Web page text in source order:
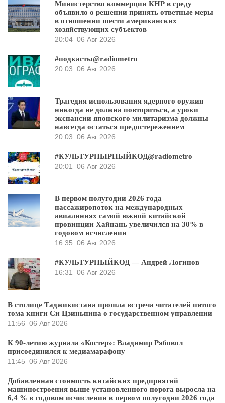
Министерство коммерции КНР в среду
объявило о решении принять ответные меры
в отношении шести американских
хозяйствующих субъектов
20:04 06 Авг 2026
#подкасты@radiometro
20:03 06 Авг 2026
Трагедия использования ядерного оружия
никогда не должна повториться, а уроки
экспансии японского милитаризма должны
навсегда остаться предостережением
20:03 06 Авг 2026
#КУЛЬТУРНЫРНЫЙКОД@radiometro
20:01
06 Авг 2026
В первом полугодии 2026 года
пассажиропоток на международных
авиалиниях самой южной китайской
провинции Хайнань увеличился на 30% в
годовом исчислении
16:35 06 Авг 2026
#КУЛЬТУРНЫЙКОД — Андрей Логинов
16:31
06 Авг 2026
В столице Таджикистана прошла встреча читателей пятого
тома книги Си Цзиньпина о государственном управлении
11:56 06 Авг 2026
К 90-летию журнала «Костер»: Владимир Рябовол
присоединился к медиамарафону
11:45 06 Авг 2026
Добавленная стоимость китайских предприятий
машиностроения выше установленного порога выросла на
6,4 % в годовом исчислении в первом полугодии 2026 года